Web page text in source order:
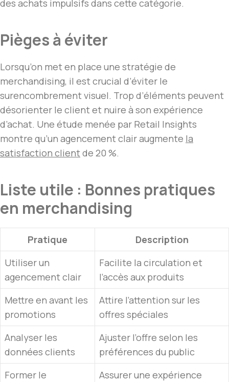
des achats impulsifs dans cette catégorie.
Pièges à éviter
Lorsqu’on met en place une stratégie de
merchandising, il est crucial d’éviter le
surencombrement visuel. Trop d’éléments peuvent
désorienter le client et nuire à son expérience
d’achat. Une étude menée par Retail Insights
montre qu’un agencement clair augmente la
satisfaction clientde 20 %.
Liste utile : Bonnes pratiques
en merchandising
Pratique
Description
Utiliser un
agencement clair
Facilite la circulation et
l’accès aux produits
Mettre en avant les
promotions
Attire l’attention sur les
offres spéciales
Analyser les
données clients
Ajuster l’offre selon les
préférences du public
Former le
Assurer une expérience